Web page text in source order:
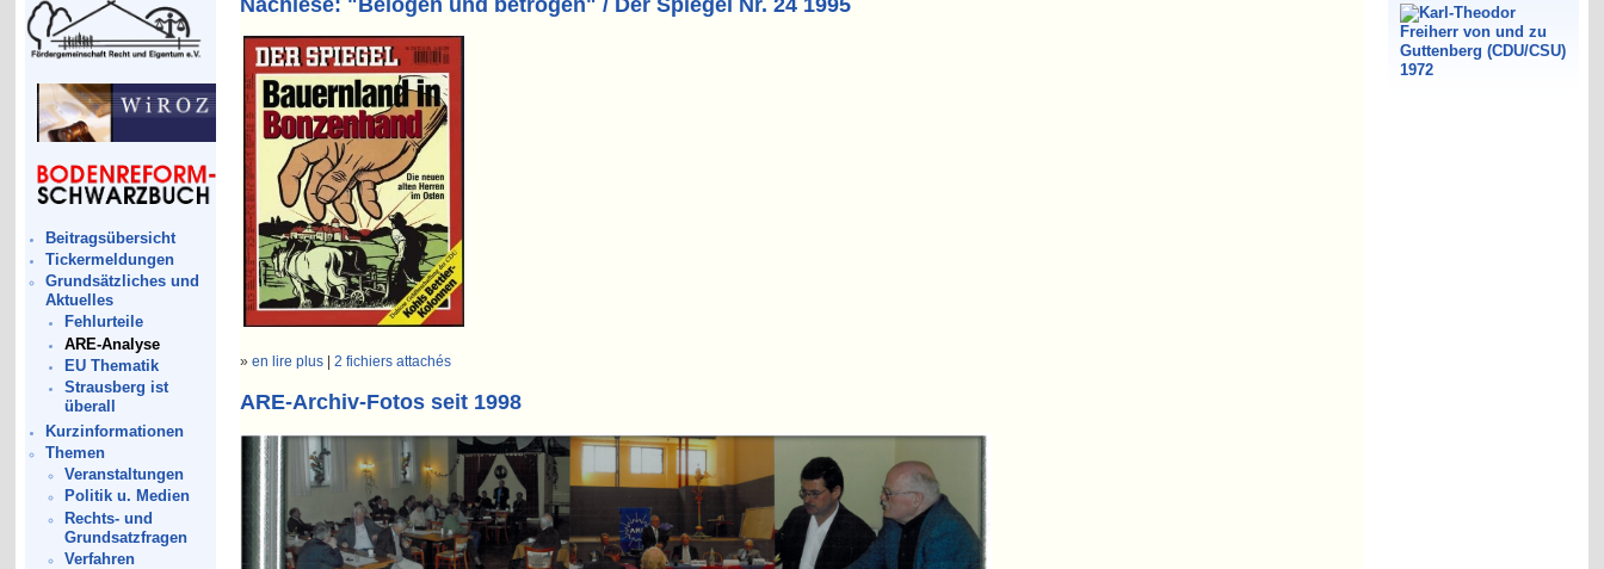
Beitragsübersicht
Tickermeldungen
Grundsätzliches und
Aktuelles
Fehlurteile
ARE-Analyse
EU Thematik
Strausberg ist
überall
Kurzinformationen
Themen
Veranstaltungen
Politik u. Medien
Rechts- und
Grundsatzfragen
Verfahren
»en lire plus |2 fichiers attachés
ARE-Archiv-Fotos seit 1998